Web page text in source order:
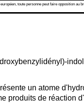
toute personne peut faire opposition
un atome
produits de